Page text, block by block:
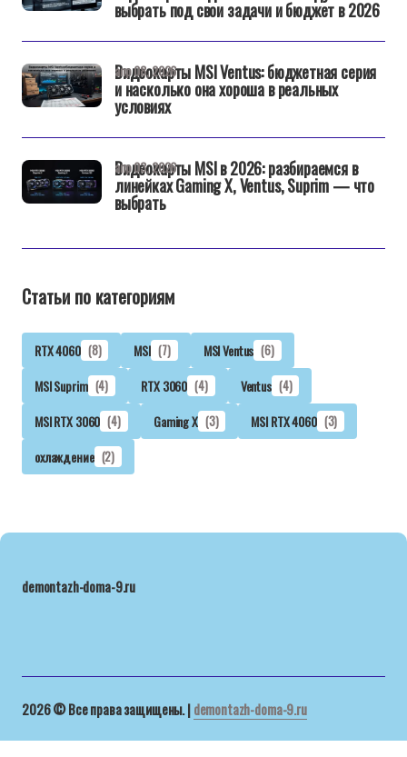
выбрать под свои задачи и бюджет в 2026
Видеокарты MSI Ventus: бюджетная серия
и насколько она хороша в реальных
условиях
апр 08, 2026
Видеокарты MSI в 2026: разбираемся в
линейках Gaming X, Ventus, Suprim — что
выбрать
апр 03, 2026
Статьи по категориям
RTX 4060 (8) MSI (7) MSI Ventus (6)
MSI Suprim (4) RTX 3060 (4) Ventus (4)
MSI RTX 3060 (4) Gaming X (3) MSI RTX 4060 (3)
охлаждение (2)
demontazh-doma-9.ru
2026 © Все права защищены. |demontazh-doma-9.ru